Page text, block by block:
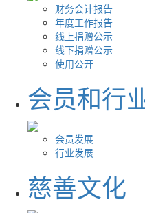
财务会计报告
年度工作报告
线上捐赠公示
线下捐赠公示
使用公开
会员和行
会员发展
行业发展
慈善文化